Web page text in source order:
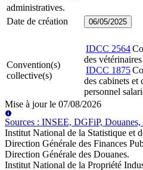
administratives.
Date de création 06/05/2025
Convention(s)
collective(s)
IDCC 2564
des
IDCC 1875
des cabinets et
personnel
Mise à jour le 07/08/2026
Sources : INSEE, DGFiP,
Institut National de la Statistique et
Direction Générale des Finances
Direction Générale des Douanes.
Institut National de la Propriété